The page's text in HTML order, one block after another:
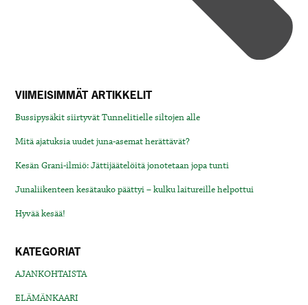
VIIMEISIMMÄT ARTIKKELIT
Bussipysäkit siirtyvät Tunnelitielle siltojen alle
Mitä ajatuksia uudet juna-asemat herättävät?
Kesän Grani-ilmiö: Jättijäätelöitä jonotetaan jopa tunti
Junaliikenteen kesätauko päättyi – kulku laitureille helpottui
Hyvää kesää!
KATEGORIAT
AJANKOHTAISTA
ELÄMÄNKAARI